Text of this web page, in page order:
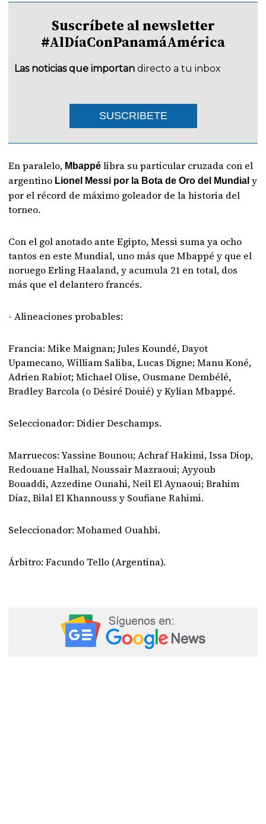
Suscríbete al newsletter
#AlDíaConPanamáAmérica
Las noticias que importan directo a tu inbox
SUSCRIBETE
En paralelo, Mbappé libra su particular cruzada con el
argentino Lionel Messi por la Bota de Oro del Mundialy
por el récord de máximo goleador de la historia del
torneo.
Con el gol anotado ante Egipto, Messi suma ya ocho
tantos en este Mundial, uno más que Mbappé y que el
noruego Erling Haaland, y acumula 21 en total, dos
más que el delantero francés.
- Alineaciones probables:
Francia: Mike Maignan; Jules Koundé, Dayot
Upamecano, William Saliba, Lucas Digne; Manu Koné,
Adrien Rabiot; Michael Olise, Ousmane Dembélé,
Bradley Barcola (o Désiré Douié) y Kylian Mbappé.
Seleccionador: Didier Deschamps.
Marruecos: Yassine Bounou; Achraf Hakimi, Issa Diop,
Redouane Halhal, Noussair Mazraoui; Ayyoub
Bouaddi, Azzedine Ounahi, Neil El Aynaoui; Brahim
Díaz, Bilal El Khannouss y Soufiane Rahimi.
Seleccionador: Mohamed Ouahbi.
Árbitro: Facundo Tello (Argentina).